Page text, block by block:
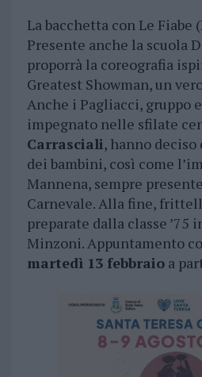
La bacchetta con Le Fiabe (
Presente anche la scuola
proporrà la coreografia
Greatest Showman, un
Anche i Pagliacci, gruppo
impegnato nelle sfilate
Carrasciali, hanno
dei bambini, così come
Mannena, sempre
Carnevale. Alla fine,
preparate dalla classe ’75
Minzoni. Appuntamento
martedì 13 febbraioa